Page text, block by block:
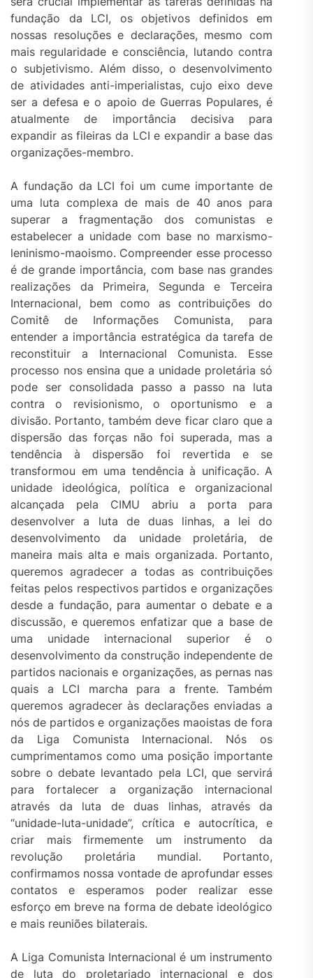
fundação da LCI, os objetivos definidos em
nossas resoluções e declarações, mesmo com
mais regularidade e consciência, lutando contra
o subjetivismo. Além disso, o desenvolvimento
de atividades anti-imperialistas, cujo eixo deve
ser a defesa e o apoio de Guerras Populares, é
atualmente de importância decisiva para
expandir as fileiras da LCI e expandir a base das
organizações-membro.
A fundação da LCI foi um cume importante de
uma luta complexa de mais de 40 anos para
superar a fragmentação dos comunistas e
estabelecer a unidade com base no marxismo-
leninismo-maoismo. Compreender esse processo
é de grande importância, com base nas grandes
realizações da Primeira, Segunda e Terceira
Internacional, bem como as contribuições do
Comitê de Informações Comunista, para
entender a importância estratégica da tarefa de
reconstituir a Internacional Comunista. Esse
processo nos ensina que a unidade proletária só
pode ser consolidada passo a passo na luta
contra o revisionismo, o oportunismo e a
divisão. Portanto, também deve ficar claro que a
dispersão das forças não foi superada, mas a
tendência à dispersão foi revertida e se
transformou em uma tendência à unificação. A
unidade ideológica, política e organizacional
alcançada pela CIMU abriu a porta para
desenvolver a luta de duas linhas, a lei do
desenvolvimento da unidade proletária, de
maneira mais alta e mais organizada. Portanto,
queremos agradecer a todas as contribuições
feitas pelos respectivos partidos e organizações
desde a fundação, para aumentar o debate e a
discussão, e queremos enfatizar que a base de
uma unidade internacional superior é o
desenvolvimento da construção independente de
partidos nacionais e organizações, as pernas nas
quais a LCI marcha para a frente. Também
queremos agradecer às declarações enviadas a
nós de partidos e organizações maoistas de fora
da Liga Comunista Internacional. Nós os
cumprimentamos como uma posição importante
sobre o debate levantado pela LCI, que servirá
para fortalecer a organização internacional
através da luta de duas linhas, através da
“unidade-luta-unidade”, crítica e autocrítica, e
criar mais firmemente um instrumento da
revolução proletária mundial. Portanto,
confirmamos nossa vontade de aprofundar esses
contatos e esperamos poder realizar esse
esforço em breve na forma de debate ideológico
e mais reuniões bilaterais.
A Liga Comunista Internacional é um instrumento
de luta do proletariado internacional e dos